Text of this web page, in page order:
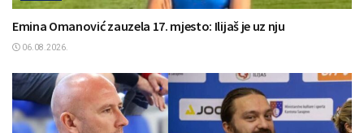
Emina Omanović zauzela 17. mjesto: Ilijaš je uz nju
06.08.2026.